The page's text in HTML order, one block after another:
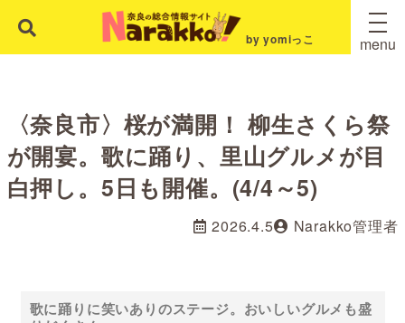
by yomiっこ menu
〈奈良市〉桜が満開！ 柳生さくら祭
が開宴。歌に踊り、里山グルメが目
白押し。5日も開催。(4/4～5)
2026.4.5 Narakko管理者
歌に踊りに笑いありのステージ。おいしいグルメも盛